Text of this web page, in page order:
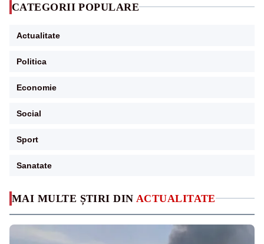
MAI MULTE ȘTIRI DIN ACTUALITATE
CATEGORII POPULARE
Actualitate
Politica
Economie
Social
Sport
Sanatate